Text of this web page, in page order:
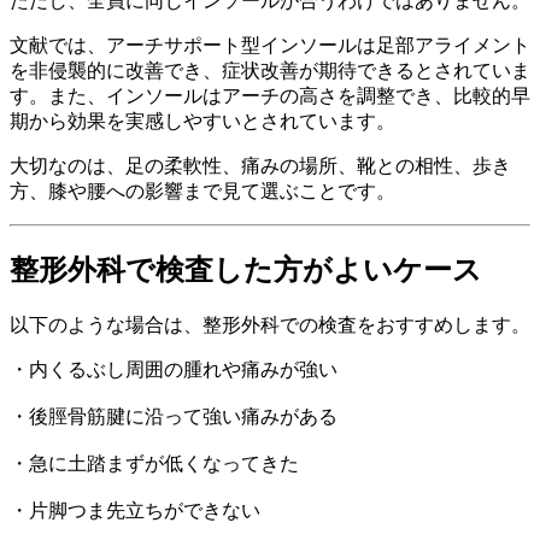
文献では、アーチサポート型インソールは足部アライメント
を非侵襲的に改善でき、症状改善が期待できるとされていま
す。また、インソールはアーチの高さを調整でき、比較的早
期から効果を実感しやすいとされています。
大切なのは、足の柔軟性、痛みの場所、靴との相性、歩き
方、膝や腰への影響まで見て選ぶことです。
整形外科で検査した方がよいケース
以下のような場合は、整形外科での検査をおすすめします。
・内くるぶし周囲の腫れや痛みが強い
・後脛骨筋腱に沿って強い痛みがある
・急に土踏まずが低くなってきた
・片脚つま先立ちができない